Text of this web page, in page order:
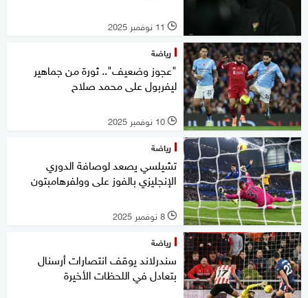
l 11 نوفمبر 2025
رياضة
"عجوز وضعيف".. ثورة من جماهير
ليفربول على محمد صلاح
l 10 نوفمبر 2025
رياضة
تشيلسي يصعد لوصافة الدوري
الإنجليزي بالفوز على وولفرهامبتون
l 8 نوفمبر 2025
رياضة
سندرلاند يوقف انتصارات أرسنال
بتعادل في اللحظات الأخيرة